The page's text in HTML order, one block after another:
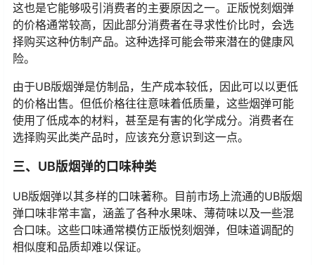
这也是它能够吸引消费者的主要原因之一。正版悦刻烟弹
的价格通常较高，因此部分消费者在寻求性价比时，会选
择购买这种仿制产品。这种选择可能会带来潜在的健康风
险。
由于UB版烟弹是仿制品，生产成本较低，因此可以以更低
的价格出售。但低价格往往意味着低质量，这些烟弹可能
使用了低成本的材料，甚至是有害的化学成分。消费者在
选择购买此类产品时，应该充分意识到这一点。
三、UB版烟弹的口味种类
UB版烟弹以其多样的口味著称。目前市场上流通的UB版烟
弹口味非常丰富，涵盖了各种水果味、薄荷味以及一些混
合口味。这些口味通常模仿正版悦刻烟弹，但味道调配的
相似度和品质却难以保证。